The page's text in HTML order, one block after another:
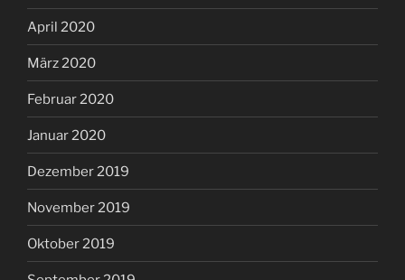
April 2020
März 2020
Februar 2020
Januar 2020
Dezember 2019
November 2019
Oktober 2019